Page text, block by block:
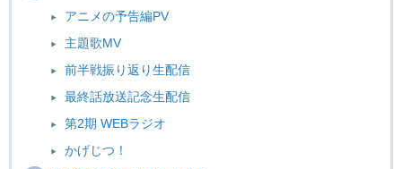
アニメの予告編PV
主題歌MV
前半戦振り返り生配信
最終話放送記念生配信
第2期 WEBラジオ
かげじつ！